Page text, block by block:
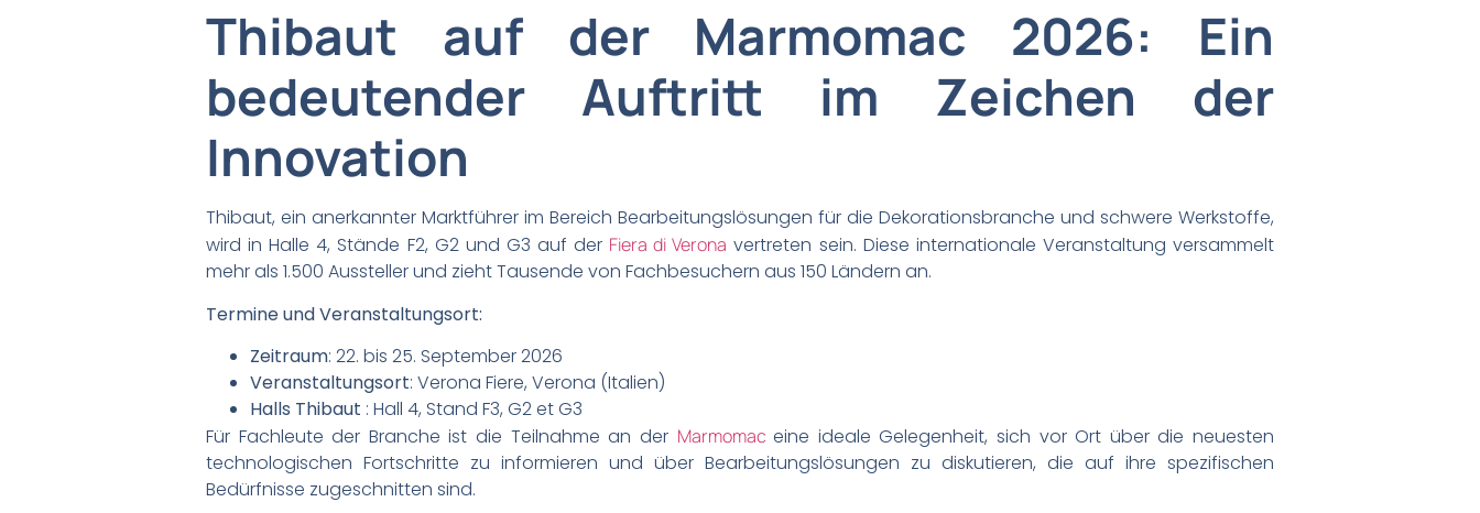
Thibaut auf der Marmomac 2026: Ein
bedeutender Auftritt im Zeichen der
Innovation
Thibaut, ein anerkannter Marktführer im Bereich Bearbeitungslösungen für die Dekorationsbranche und schwere Werkstoffe,
wird in Halle 4, Stände F2, G2 und G3 auf der Fiera di Verona vertreten sein. Diese internationale Veranstaltung versammelt
mehr als 1.500 Aussteller und zieht Tausende von Fachbesuchern aus 150 Ländern an.
Termine und Veranstaltungsort:
Zeitraum: 22. bis 25. September 2026
Veranstaltungsort: Verona Fiere, Verona (Italien)
Halls Thibaut : Hall 4, Stand F3, G2 et G3
Für Fachleute der Branche ist die Teilnahme an der Marmomaceine ideale Gelegenheit, sich vor Ort über die neuesten
technologischen Fortschritte zu informieren und über Bearbeitungslösungen zu diskutieren, die auf ihre spezifischen
Bedürfnisse zugeschnitten sind.